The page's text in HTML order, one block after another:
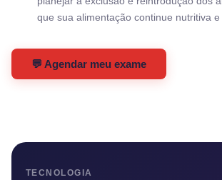
que sua alimentação continue nutritiva e
💬 Agendar meu exame
TECNOLOGIA